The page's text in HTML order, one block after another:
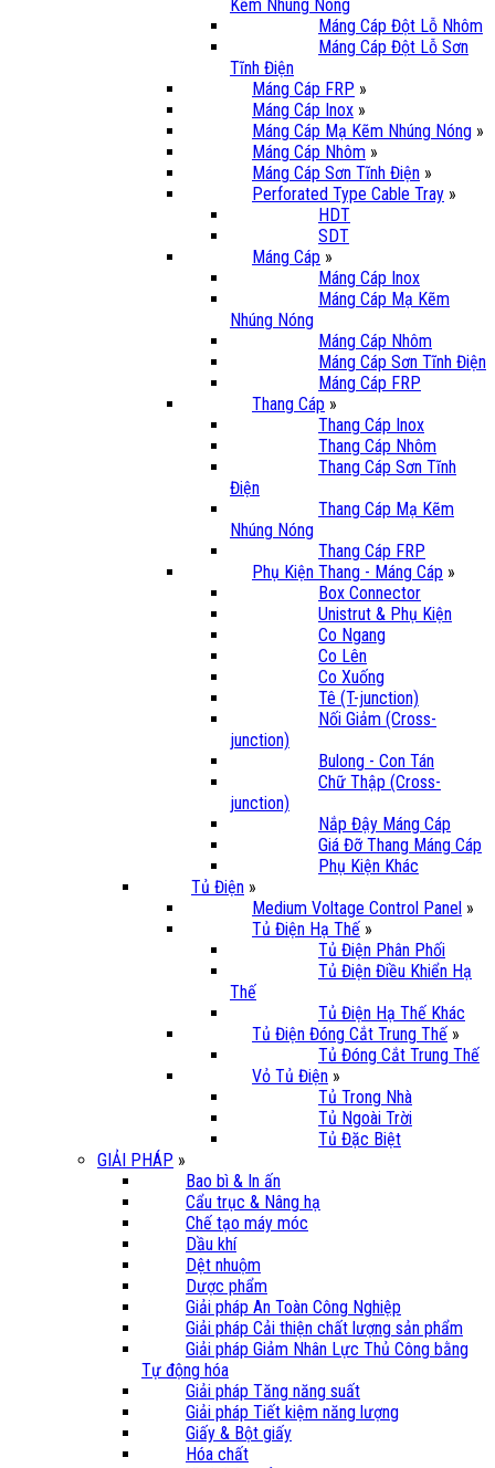
Kẽm Nhúng Nóng
Máng Cáp Đột Lỗ Nhôm
Máng Cáp Đột Lỗ Sơn
Tĩnh Điện
Máng Cáp FRP »
Máng Cáp Inox »
Máng Cáp Mạ Kẽm Nhúng Nóng »
Máng Cáp Nhôm »
Máng Cáp Sơn Tĩnh Điện »
Perforated Type Cable Tray »
HDT
SDT
Máng Cáp »
Máng Cáp Inox
Máng Cáp Mạ Kẽm
Nhúng Nóng
Máng Cáp Nhôm
Máng Cáp Sơn Tĩnh Điện
Máng Cáp FRP
Thang Cáp »
Thang Cáp Inox
Thang Cáp Nhôm
Thang Cáp Sơn Tĩnh
Điện
Thang Cáp Mạ Kẽm
Nhúng Nóng
Thang Cáp FRP
Phụ Kiện Thang - Máng Cáp »
Box Connector
Unistrut & Phụ Kiện
Co Ngang
Co Lên
Co Xuống
Tê (T-junction)
Nối Giảm (Cross-
junction)
Bulong - Con Tán
Chữ Thập (Cross-
junction)
Nắp Đậy Máng Cáp
Giá Đỡ Thang Máng Cáp
Phụ Kiện Khác
Tủ Điện »
Medium Voltage Control Panel »
Tủ Điện Hạ Thế »
Tủ Điện Phân Phối
Tủ Điện Điều Khiển Hạ
Thế
Tủ Điện Hạ Thế Khác
Tủ Điện Đóng Cắt Trung Thế »
Tủ Đóng Cắt Trung Thế
Vỏ Tủ Điện »
Tủ Trong Nhà
Tủ Ngoài Trời
Tủ Đặc Biệt
GIẢI PHÁP »
Bao bì & In ấn
Cẩu trục & Nâng hạ
Chế tạo máy móc
Dầu khí
Dệt nhuộm
Dược phẩm
Giải pháp An Toàn Công Nghiệp
Giải pháp Cải thiện chất lượng sản phẩm
Giải pháp Giảm Nhân Lực Thủ Công bằng
Tự động hóa
Giải pháp Tăng năng suất
Giải pháp Tiết kiệm năng lượng
Giấy & Bột giấy
Hóa chất